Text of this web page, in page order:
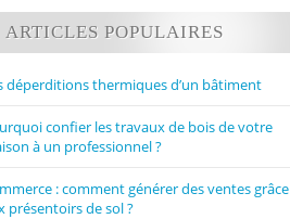
ARTICLES POPULAIRES
déperditions thermiques d’un bâtiment
confier les travaux de bois de votre
à un professionnel ?
: comment générer des ventes grâce
présentoirs de sol ?